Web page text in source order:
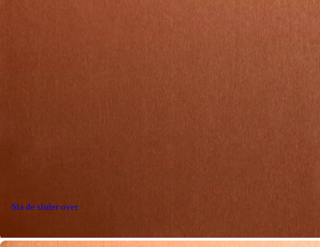
Sla de slider over